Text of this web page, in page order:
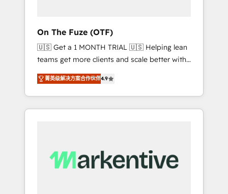
UX, messaging, & conversion strategy that
drive results. 🤖AI Strategy: Activate Breeze
Agents, configure HubSpot AI, & maximize
AEO with tailored AI services. 🧩Integrations:
Extend HubSpot with custom integrations,
hosting, & maintenance. As HubSpot’s only
Elite Partner with all 8 Accreditations and a 3×
On The Fuze (OTF)
🇺🇸 Get a 1 MONTH TRIAL 🇺🇸 Helping lean
teams get more clients and scale better with
our HubSpot Consulting & 'Done For You'
Services. 🚀 Who We Work With 🚀 We help
lean, growing companies: - Win more
business - Reduce no-shows - Improve lead
client's are too busy to learn the ins-and-outs
of HubSpot. We give you a Personal
菁英级解决方案合作伙伴4.9